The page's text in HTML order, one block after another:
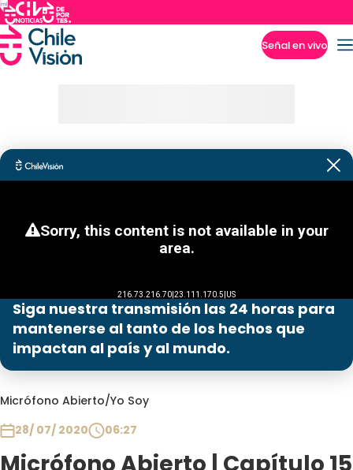
Señal en vivo
Siga nuestra transmisión las 24 horas para
mantenerse al tanto de los hechos que
impactan al país y al mundo.
Micrófono Abierto/Yo Soy
28/ 07/ 2020
06:27
Programas
Club De La Comedia
Contigo en Directo
Plan Perfecto
El Tiempo